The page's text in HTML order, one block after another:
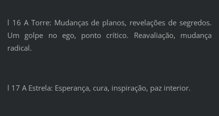
l 16 A Torre: Mudanças de planos, revelações de segredos.
Um golpe no ego, ponto crítico. Reavaliação, mudança
radical.
l 17 A Estrela: Esperança, cura, inspiração, paz interior.